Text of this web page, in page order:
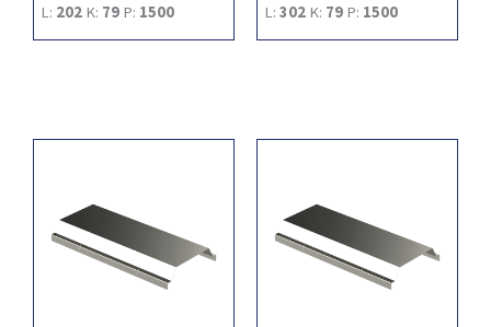
L: 202 K: 79 P: 1500
L: 302 K: 79 P: 1500